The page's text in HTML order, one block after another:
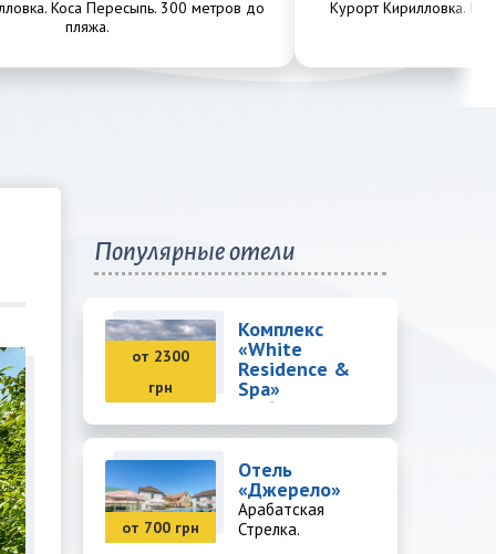
Коса Пересыпь. 300 метров до
пляжа.
Курорт Кирилловка.
Популярные отели
от 2300
грн
Комплекс
«White
Residence &
Spa»
Арабатская
Стрелка. SPA-
от 700 грн
Отель
«Джерело»
Арабатская
Стрелка.